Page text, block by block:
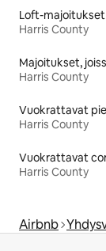
Loft-majoitukset
Harris County
Harris County
Vuokrattavat
Harris County
Harris County
Airbnb